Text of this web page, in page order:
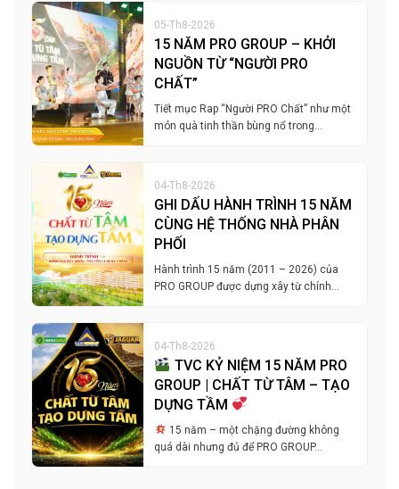
05-Th8-2026
15 NĂM PRO GROUP – KHỞI
NGUỒN TỪ “NGƯỜI PRO
CHẤT”
Tiết mục Rap “Người PRO Chất” như một
món quà tinh thần bùng nổ trong…
04-Th8-2026
GHI DẤU HÀNH TRÌNH 15 NĂM
CÙNG HỆ THỐNG NHÀ PHÂN
PHỐI
Hành trình 15 năm (2011 – 2026) của
PRO GROUP được dựng xây từ chính…
04-Th8-2026
TVC KỶ NIỆM 15 NĂM PRO
GROUP | CHẤT TỪ TÂM – TẠO
DỰNG TẦM
15 năm – một chặng đường không
quá dài nhưng đủ để PRO GROUP…